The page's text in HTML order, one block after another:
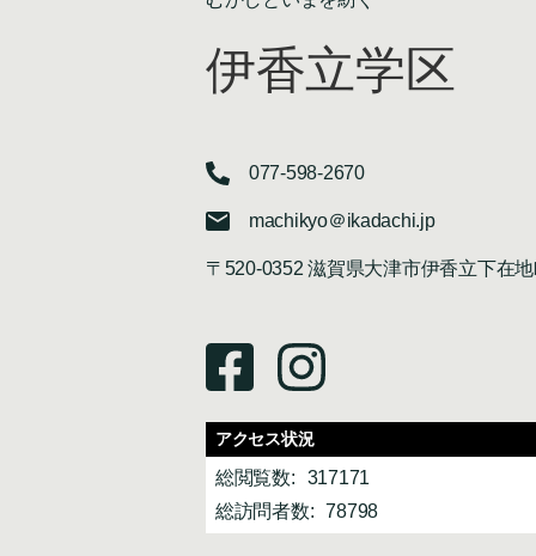
伊香立学区
077-598-2670
machikyo＠ikadachi.jp
〒520-0352 滋賀県大津市伊香立下在
アクセス状況
総閲覧数:
317171
総訪問者数:
78798